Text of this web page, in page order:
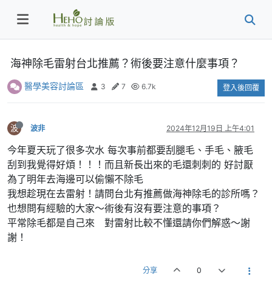
海神除毛雷射台北推薦？術後要注意什麼事項？
醫學美容討論區 3 7 6.7k 登入後回覆
波 波非 2024年12月19日 上午4:01
今年夏天玩了很多次水 每次事前都要刮腿毛、手毛、腋毛
刮到我覺得好煩！！！而且新長出來的毛還刺刺的 好討厭
為了明年去海邊可以偷懶不除毛
我想趁現在去雷射！請問台北有推薦做海神除毛的診所嗎？
也想問有經驗的大家～術後有沒有要注意的事項？
平常除毛都是自己來 對雷射比較不懂還請你們解惑～謝
謝！
分享 0